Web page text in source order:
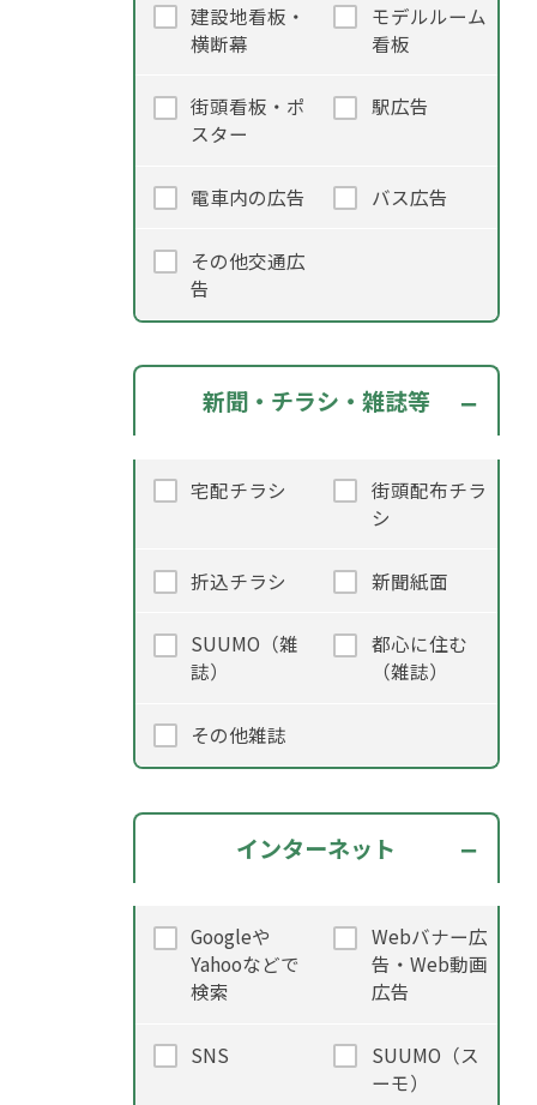
建設地看板・
横断幕
モデルルーム
看板
街頭看板・ポ
スター
駅広告
電車内の広告 バス広告
その他交通広
告
新聞・チラシ・雑誌等
宅配チラシ
街頭配布チラ
シ
折込チラシ 新聞紙面
SUUMO（雑
誌）
都心に住む
（雑誌）
その他雑誌
インターネット
Googleや
Yahooなどで
検索
Webバナー広
告・Web動画
広告
SNS
SUUMO（ス
ーモ）